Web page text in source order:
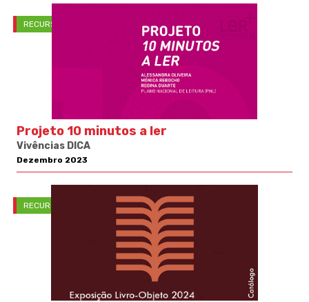
RECURSOS PNL
Projeto 10 minutos a ler
Vivências DICA
Dezembro 2023
RECURSOS PNL